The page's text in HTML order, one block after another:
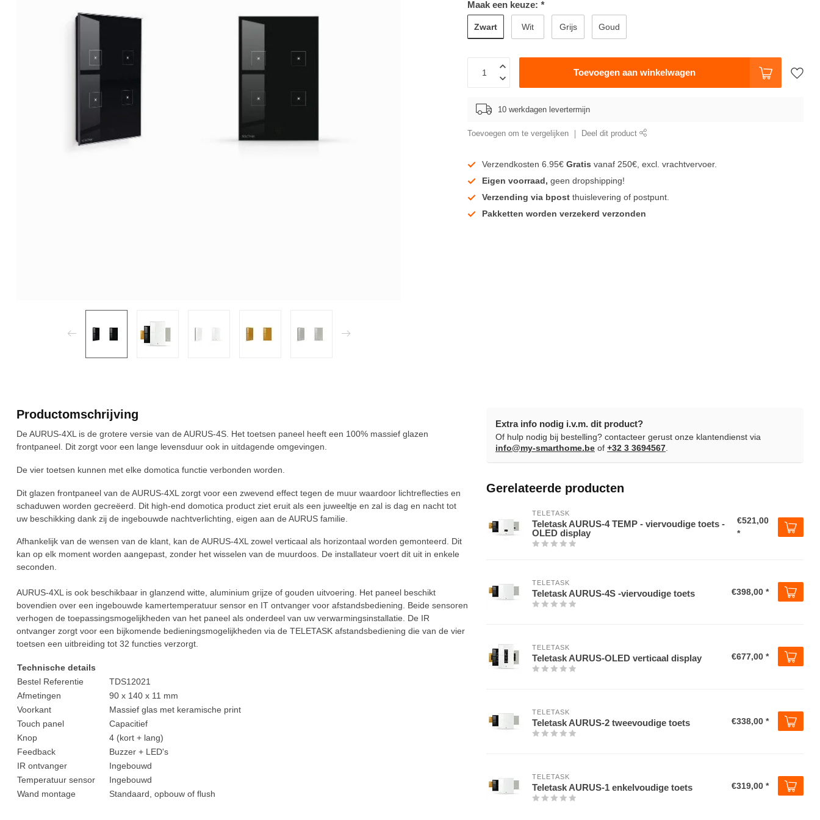
Maak een keuze:*
Zwart Wit Grijs Goud
Toevoegen aan winkelwagen
10 werkdagen levertermijn
Toevoegen om te vergelijken Deel dit product
Verzendkosten 6.95€ Gratis vanaf 250€, excl. vrachtvervoer.
Eigen voorraad,geen dropshipping!
Verzending via bpostthuislevering of postpunt.
Pakketten worden verzekerd verzonden
Productomschrijving
De AURUS-4XL is de grotere versie van de AURUS-4S. Het toetsen paneel heeft een 100% massief glazen
frontpaneel. Dit zorgt voor een lange levensduur ook in uitdagende omgevingen.
De vier toetsen kunnen met elke domotica functie verbonden worden.
Dit glazen frontpaneel van de AURUS-4XL zorgt voor een zwevend effect tegen de muur waardoor lichtreflecties en
schaduwen worden gecreëerd. Dit high-end domotica product ziet eruit als een juweeltje en zal is dag en nacht tot
uw beschikking dank zij de ingebouwde nachtverlichting, eigen aan de AURUS familie.
Afhankelijk van de wensen van de klant, kan de AURUS-4XL zowel verticaal als horizontaal worden gemonteerd. Dit
kan op elk moment worden aangepast, zonder het wisselen van de muurdoos. De installateur voert dit uit in enkele
seconden.
AURUS-4XL is ook beschikbaar in glanzend witte, aluminium grijze of gouden uitvoering. Het paneel beschikt
bovendien over een ingebouwde kamertemperatuur sensor en IT ontvanger voor afstandsbediening. Beide sensoren
verhogen de toepassingsmogelijkheden van het paneel als onderdeel van uw verwarmingsinstallatie. De IR
ontvanger zorgt voor een bijkomende bedieningsmogelijkheden via de TELETASK afstandsbediening die van de vier
toetsen een uitbreiding tot 32 functies verzorgt.
Technische details
Bestel Referentie
TDS12021
Afmetingen
90 x 140 x 11 mm
Voorkant
Massief glas met keramische print
Touch panel
Capacitief
Knop
4 (kort + lang)
Feedback
Buzzer + LED's
IR ontvanger
Ingebouwd
Temperatuur sensor
Ingebouwd
Wand montage
Standaard, opbouw of flush
Extra info nodig i.v.m. dit product?
Of hulp nodig bij bestelling? contacteer gerust onze klantendienst via
info@my-smarthome.be of +32 3 3694567
Gerelateerde producten
TELETASK
Teletask AURUS-4 TEMP - viervoudige toets -
OLED display
€521,00
*
TELETASK
Teletask AURUS-4S -viervoudige toets €398,00 *
TELETASK
Teletask AURUS-OLED verticaal display €677,00 *
TELETASK
Teletask AURUS-2 tweevoudige toets €338,00 *
TELETASK
Teletask AURUS-1 enkelvoudige toets €319,00 *